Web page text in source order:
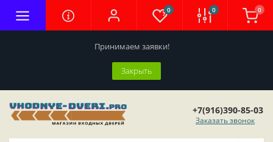
Принимаем заявки!
Закрыть
0 0 0
+7(916)390-85-03
Заказать звонок